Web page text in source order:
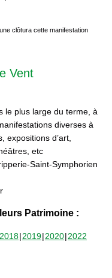
clôtura cette manifestation
Vent
le plus large du terme, à
diverses à
expositions d’art,
etc
Saint-Symphorien
Patrimoine :
2018 2019 2020 2022